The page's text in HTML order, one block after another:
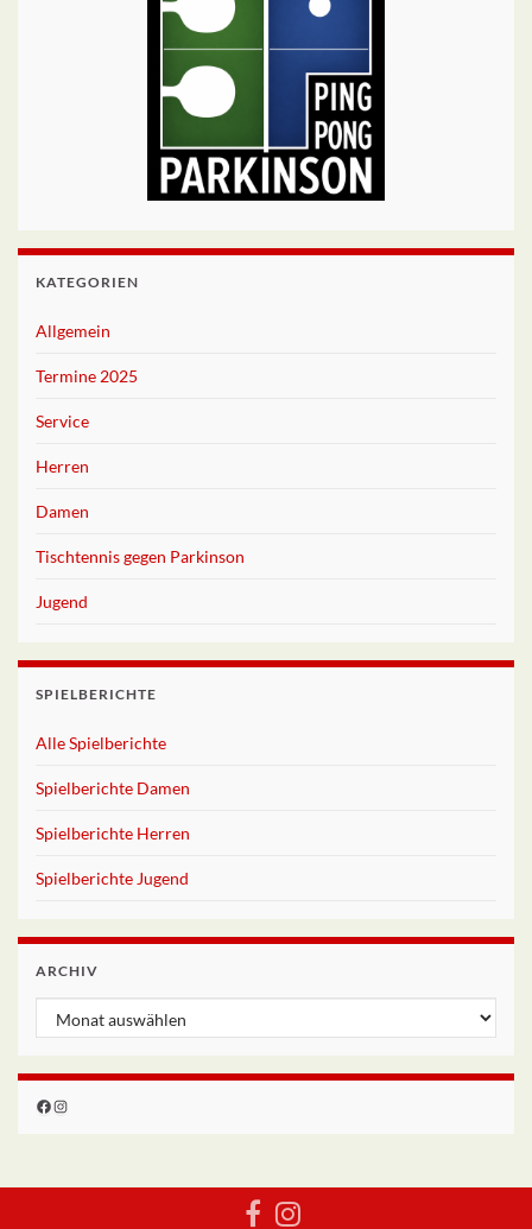
KATEGORIEN
Allgemein
Termine 2025
Service
Herren
Damen
Tischtennis gegen Parkinson
Jugend
SPIELBERICHTE
Alle Spielberichte
Spielberichte Damen
Spielberichte Herren
Spielberichte Jugend
ARCHIV
Archiv
Facebook
Instagram